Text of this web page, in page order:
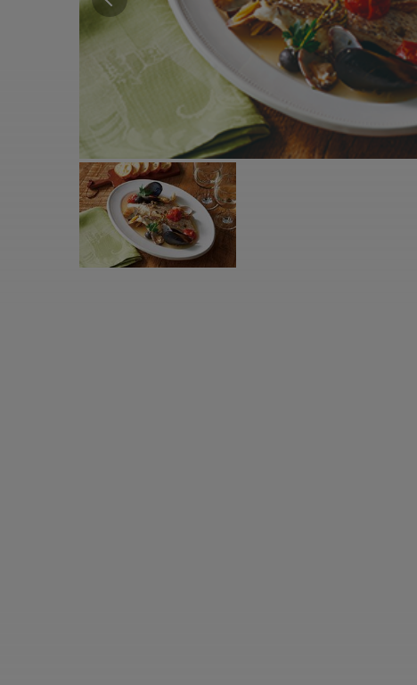
すべての電気ケトル
圧力鍋・電気圧
すべての圧力鍋・
すべての電気ケトル一覧
圧力鍋・電気圧力鍋一覧
すべての圧力鍋・電気圧力鍋一覧
圧力鍋一覧
電気圧力鍋一覧